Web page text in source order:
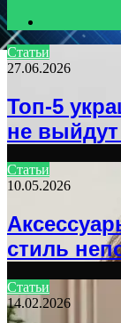
Статьи
27.06.2026
Топ-5
не
Статьи
10.05.2026
стиль
Статьи
14.02.2026